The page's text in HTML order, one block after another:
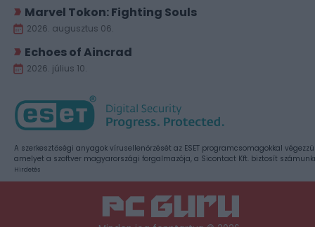
Marvel Tokon: Fighting Souls
2026. augusztus 06.
Echoes of Aincrad
2026. július 10.
A szerkesztőségi anyagok vírusellenőrzését az ESET programcsomagokkal
amelyet a szoftver magyarországi forgalmazója, a Sicontact Kft. biztosít
Hirdetés